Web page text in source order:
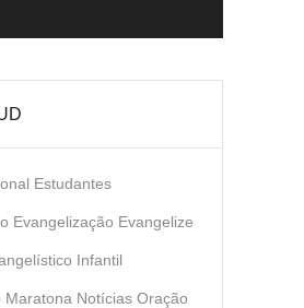
Estudantes
Evangelização Evangelize
Infantil
Maratona Notícias Oração